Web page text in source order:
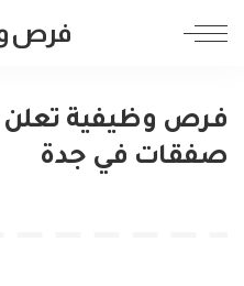
فرص
فرص وظيفية تعلن
صفقات في جدة